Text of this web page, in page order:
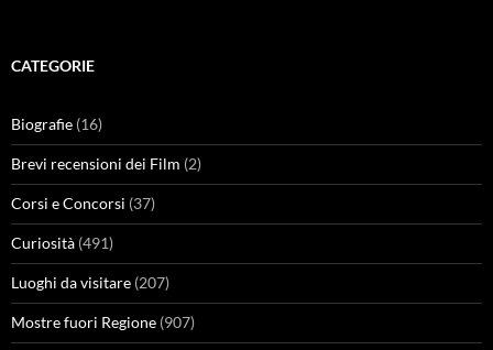
CATEGORIE
Biografie (16)
Brevi recensioni dei Film (2)
Corsi e Concorsi (37)
Curiosità (491)
Luoghi da visitare (207)
Mostre fuori Regione (907)